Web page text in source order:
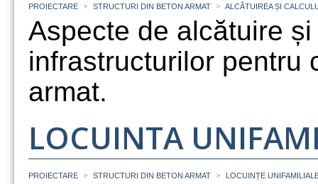
PROIECTARE > STRUCTURI DIN BETON ARMAT > ALCĂTUIREA ȘI
Aspecte de alcătuire
infrastructurilor pentru
armat.
LOCUINTA
PROIECTARE > STRUCTURI DIN BETON ARMAT > LOCUINȚE